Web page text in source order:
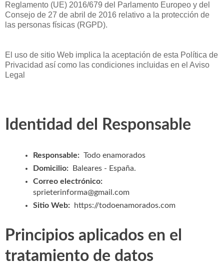
Reglamento (UE) 2016/679 del Parlamento Europeo y del
Consejo de 27 de abril de 2016 relativo a la protección de
las personas físicas (RGPD).
El uso de sitio Web implica la aceptación de esta Política de
Privacidad así como las condiciones incluidas en el Aviso
Legal
Identidad del Responsable
Responsable: Todo enamorados
Domicilio: Baleares - España.
Correo electrónico:
sprieterinforma@gmail.com
Sitio Web: https://todoenamorados.com
Principios aplicados en el
tratamiento de datos